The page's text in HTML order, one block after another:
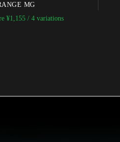
MG
¥1,155 / 4 variations